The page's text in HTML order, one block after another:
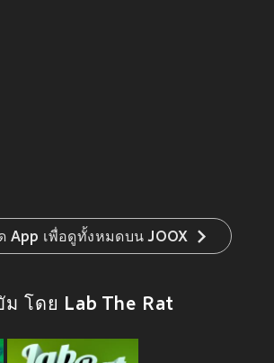
App เพื่อดูทั้งหมดบน JOOX
ม โดย Lab The Rat